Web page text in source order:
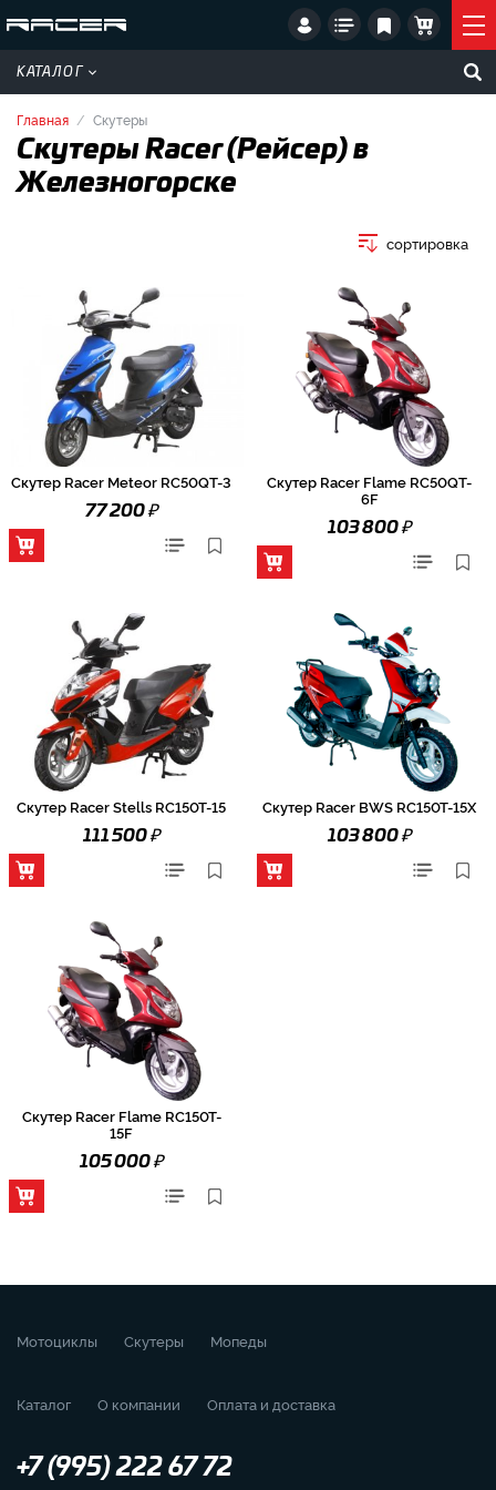
КАТАЛОГ
Главная Скутеры
Скутеры Racer (Рейсер) в
Железногорске
сортировка
Скутер Racer Meteor RC50QT-3
77 200₽
Скутер Racer Flame RC50QT-
6F
103 800₽
Скутер Racer Stells RC150T-15
111 500₽
Скутер Racer BWS RC150T-15X
103 800₽
Скутер Racer Flame RC150T-
15F
105 000₽
Мотоциклы Скутеры Мопеды
Каталог О компании Оплата и доставка
+7 (995) 222 67 72